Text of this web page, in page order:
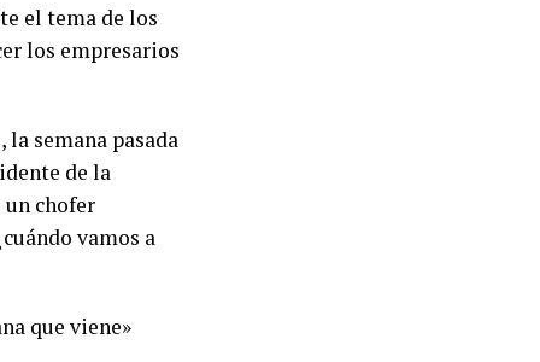
el tema de los
los empresarios
semana pasada
de la
un chofer
vamos a
que viene»